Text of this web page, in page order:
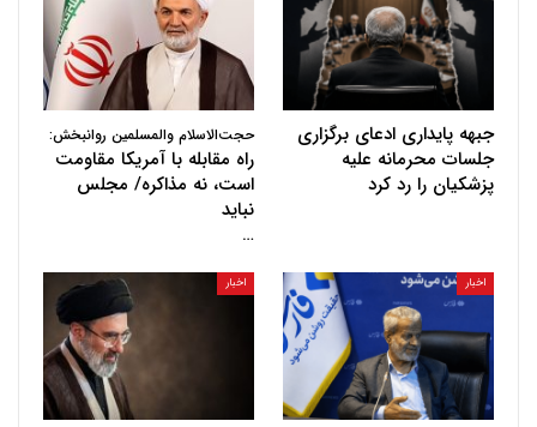
جبهه پایداری ادعای برگزاری
جلسات محرمانه علیه
پزشکیان را رد کرد
حجت‌الاسلام والمسلمین روانبخش:
راه مقابله با آمریکا مقاومت
است، نه مذاکره/ مجلس
نباید
…
اخبار اخبار